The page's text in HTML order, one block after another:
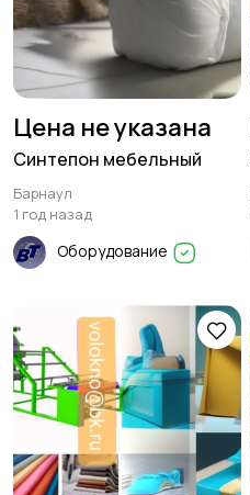
Цена не указана
Синтепон мебельный
Барнаул
1 год назад
Оборудование